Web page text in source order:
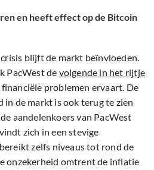
en heeft effect op de Bitcoin
blijft de markt beïnvloeden.
PacWest de volgende in het rijtje
problemen ervaart. De
in de markt is ook terug te zien
aandelenkoers van PacWest
zich in een stevige
zelfs niveaus tot rond de
onzekerheid omtrent de inflatie